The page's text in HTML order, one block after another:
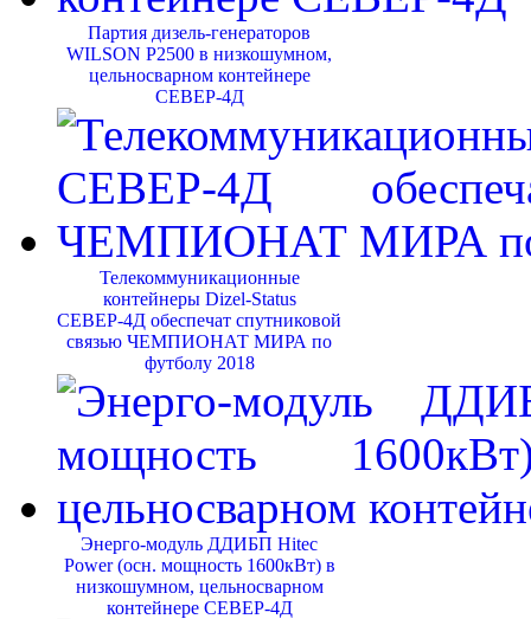
Партия дизель-генераторов
WILSON P2500 в низкошумном,
цельносварном контейнере
СЕВЕР-4Д
Телекоммуникационные
контейнеры Dizel-Status
СЕВЕР-4Д обеспечат спутниковой
связью ЧЕМПИОНАТ МИРА по
футболу 2018
Энерго-модуль ДДИБП Hitec
Power (осн. мощность 1600кВт) в
низкошумном, цельносварном
контейнере СЕВЕР-4Д